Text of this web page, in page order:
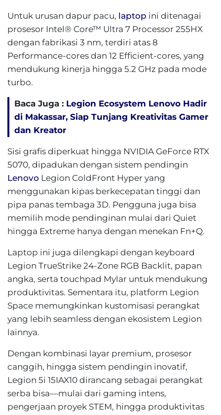
Untuk urusan dapur pacu, laptop ini ditenagai
prosesor Intel® Core™ Ultra 7 Processor 255HX
dengan fabrikasi 3 nm, terdiri atas 8
Performance-cores dan 12 Efficient-cores, yang
mendukung kinerja hingga 5.2 GHz pada mode
turbo.
Baca Juga : Legion Ecosystem Lenovo Hadir
di Makassar, Siap Tunjang Kreativitas Gamer
dan Kreator
Sisi grafis diperkuat hingga NVIDIA GeForce RTX
5070, dipadukan dengan sistem pendingin
Lenovo Legion ColdFront Hyper yang
menggunakan kipas berkecepatan tinggi dan
pipa panas tembaga 3D. Pengguna juga bisa
memilih mode pendinginan mulai dari Quiet
hingga Extreme hanya dengan menekan Fn+Q.
Laptop ini juga dilengkapi dengan keyboard
Legion TrueStrike 24-Zone RGB Backlit, papan
angka, serta touchpad Mylar untuk mendukung
produktivitas. Sementara itu, platform Legion
Space memungkinkan kustomisasi perangkat
yang lebih seamless dengan ekosistem Legion
lainnya.
Dengan kombinasi layar premium, prosesor
canggih, hingga sistem pendingin inovatif,
Legion 5i 15IAX10 dirancang sebagai perangkat
serba bisa—mulai dari gaming intens,
pengerjaan proyek STEM, hingga produktivitas